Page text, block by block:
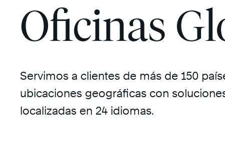
Oficinas
Servimos a clientes de más de 150
ubicaciones geográficas con
localizadas en 24 idiomas.